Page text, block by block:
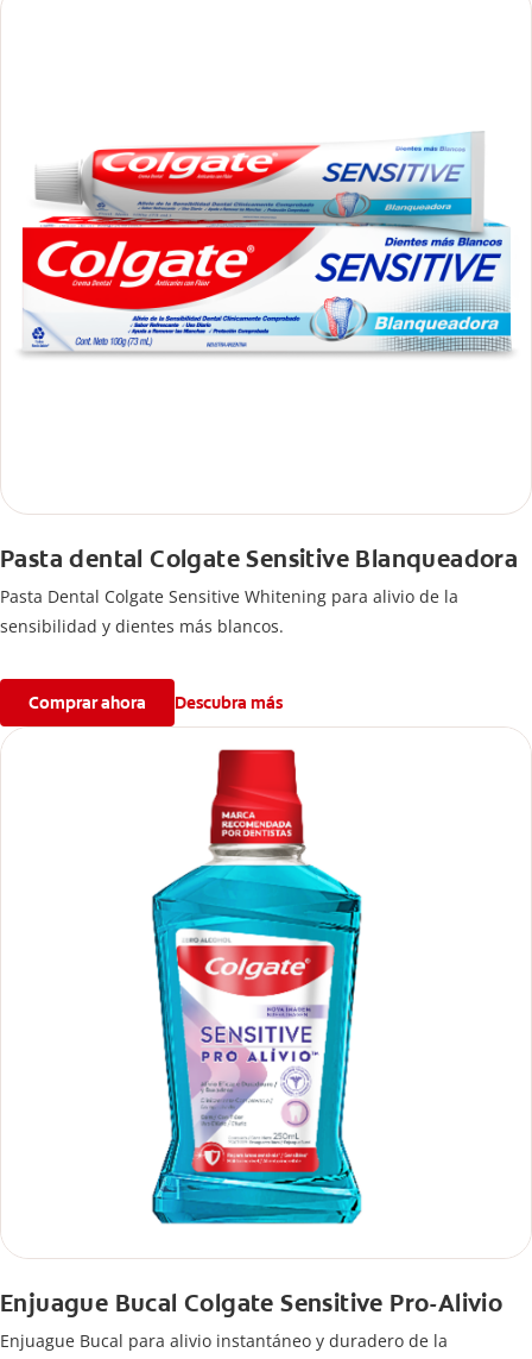
Pasta dental Colgate Sensitive Blanqueadora
Pasta Dental Colgate Sensitive Whitening para alivio de la
sensibilidad y dientes más blancos.
Comprar ahora Descubra más
Enjuague Bucal Colgate Sensitive Pro-Alivio
Enjuague Bucal para alivio instantáneo y duradero de la